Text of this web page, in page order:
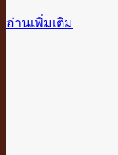
อ่านเพิ่มเติม